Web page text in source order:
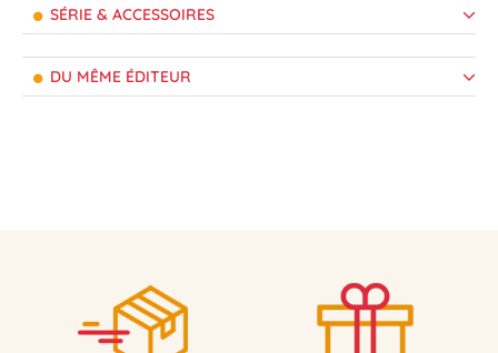
SÉRIE & ACCESSOIRES
DU MÊME ÉDITEUR